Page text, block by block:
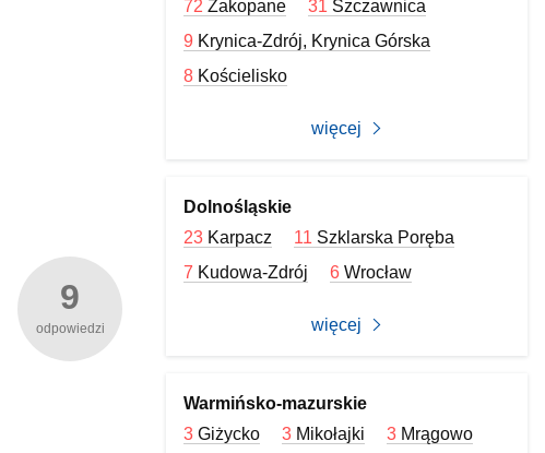
9
odpowiedzi
72Zakopane 31 Szczawnica
9 Krynica-Zdrój, Krynica Górska
8 Kościelisko
więcej
Dolnośląskie
23 Karpacz 11 Szklarska Poręba
7 Kudowa-Zdrój 6Wrocław
więcej
Warmińsko-mazurskie
3Giżycko 3 Mikołajki 3 Mrągowo